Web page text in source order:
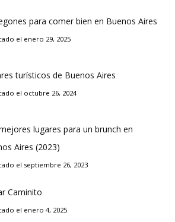
para comer bien en Buenos Aires
el enero 29, 2025
turísticos de Buenos Aires
el octubre 26, 2024
lugares para un brunch en
Aires (2023)
el septiembre 26, 2023
Caminito
el enero 4, 2025